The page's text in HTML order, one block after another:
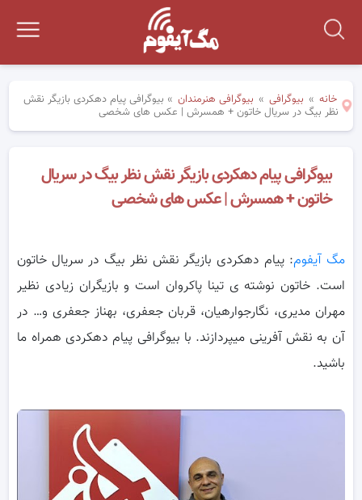
خانه » بیوگرافی » بیوگرافی هنرمندان » بیوگرافی پیام دهکردی بازیگر نقش
نظر بیگ در سریال خاتون + همسرش | عکس های شخصی
بیوگرافی پیام دهکردی بازیگر نقش نظر بیگ در سریال
خاتون + همسرش | عکس های شخصی
مگ آیفوم: پیام دهکردی بازیگر نقش نظر بیگ در سریال خاتون
است. خاتون نوشته ی تینا پاکروان است و بازیگران زیادی نظیر
مهران مدیری، نگارجوارهیان، قربان جعفری، بهناز جعفری و… در
آن به نقش آفرینی میپردازند. با بیوگرافی پیام دهکردی همراه ما
باشید.